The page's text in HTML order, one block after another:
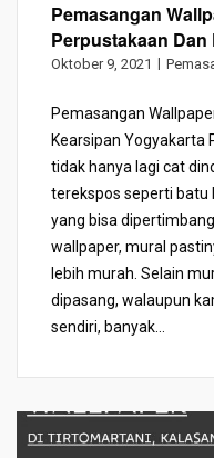
Pemasangan
Perpustakaan
Oktober 9, 2021
Pemasangan
Kearsipan Yogyakarta
tidak hanya lagi cat
terekspos seperti batu
yang bisa
wallpaper, mural
lebih murah. Selain
dipasang, walaupun
sendiri, banyak...